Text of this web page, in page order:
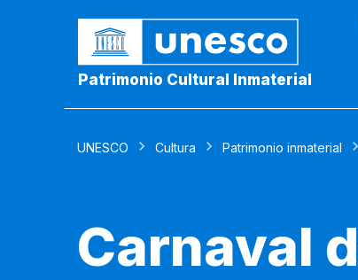
Patrimonio Cultural Inmaterial
UNESCO Cultura Patrimonio inmaterial
Carnaval